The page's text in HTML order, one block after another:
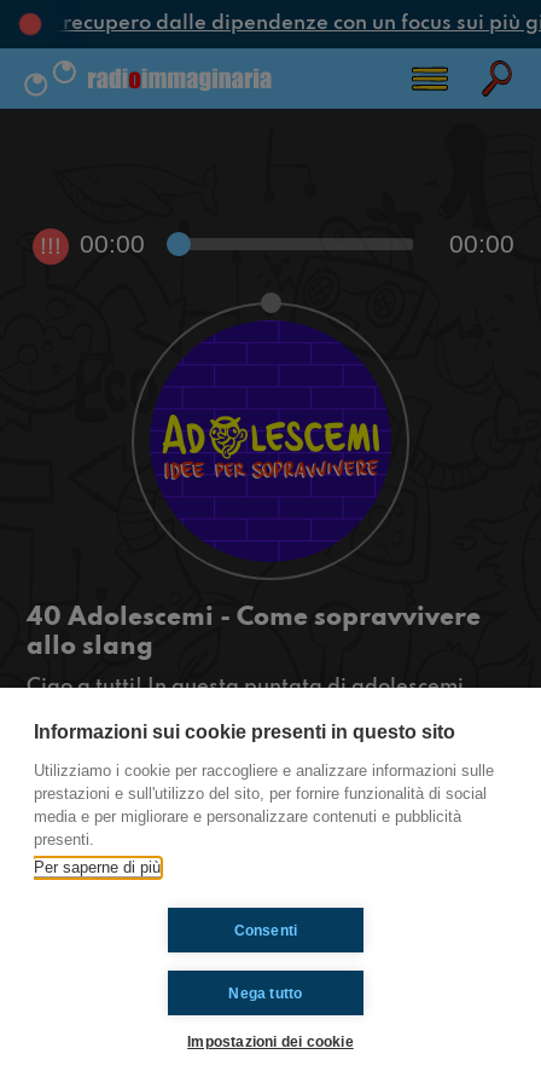
e recupero dalle dipendenze con un focus sui più
!!! 00:00 00:00
40 Adolescemi - Come sopravvivere
allo slang
Ciao a tutti! In questa puntata di adolescemi
conosciuto tante persone dall’estero e non capite
niente quando in chat usano gli slang, continuate
ad ascoltarci per avere consigli su come usare e
capire meglio gli slang!
Informazioni sui cookie presenti in questo sito
Utilizziamo i cookie per raccogliere e analizzare informazioni sulle
prestazioni e sull'utilizzo del sito, per fornire funzionalità di social
media e per migliorare e personalizzare contenuti e pubblicità
presenti.
Per saperne di più
Nega tutto
Consenti
Impostazioni dei cookie